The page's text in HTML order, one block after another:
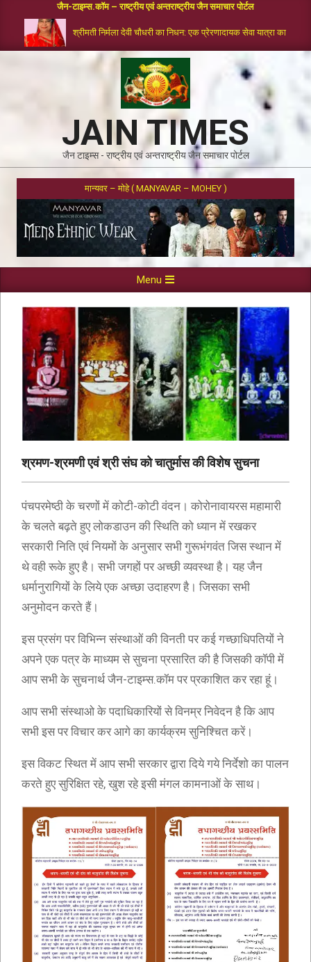
जैन-टाइम्स.कॉम – राष्ट्रीय एवं अन्तराष्ट्रीय जैन समाचार पोर्टल
श्रीमती निर्मला देवी चौधरी का निधन: एक प्रेरणादायक सेवा यात्रा का समापन
JAIN TIMES
जैन टाइम्स - राष्ट्रीय एवं अन्तराष्ट्रीय जैन समाचार पोर्टल
मान्यवर – मोहे ( MANYAVAR – MOHEY )
Menu
श्रमण-श्रमणी एवं श्री संघ को चातुर्मास की विशेष सुचना
पंचपरमेष्ठी के चरणों में कोटी-कोटी वंदन। कोरोनावायरस महामारी
के चलते बढ़ते हुए लोकडाउन की स्थिति को ध्यान में रखकर
सरकारी निति एवं नियमों के अनुसार सभी गुरूभंगवंत जिस स्थान में
थे वही रूके हुए है। सभी जगहों पर अच्छी व्यवस्था है। यह जैन
धर्मानुरागियों के लिये एक अच्छा उदाहरण है। जिसका सभी
अनुमोदन करते हैं।
इस प्रसंग पर विभिन्न संस्थाओं की विनती पर कई गच्छाधिपतियों ने
अपने एक पत्र के माध्यम से सुचना प्रसारित की है जिसकी कॉपी में
आप सभी के सुचनार्थ जैन-टाइम्स.कॉम पर प्रकाशित कर रहा हूं।
आप सभी संस्थाओ के पदाधिकारियों से विनम्र निवेदन है कि आप
सभी इस पर विचार कर आगे का कार्यक्रम सुनिश्चित करें।
इस विकट स्थित में आप सभी सरकार द्वारा दिये गये निर्देशो का पालन
करते हुए सुरिक्षित रहे, खुश रहे इसी मंगल कामनाओं के साथ।